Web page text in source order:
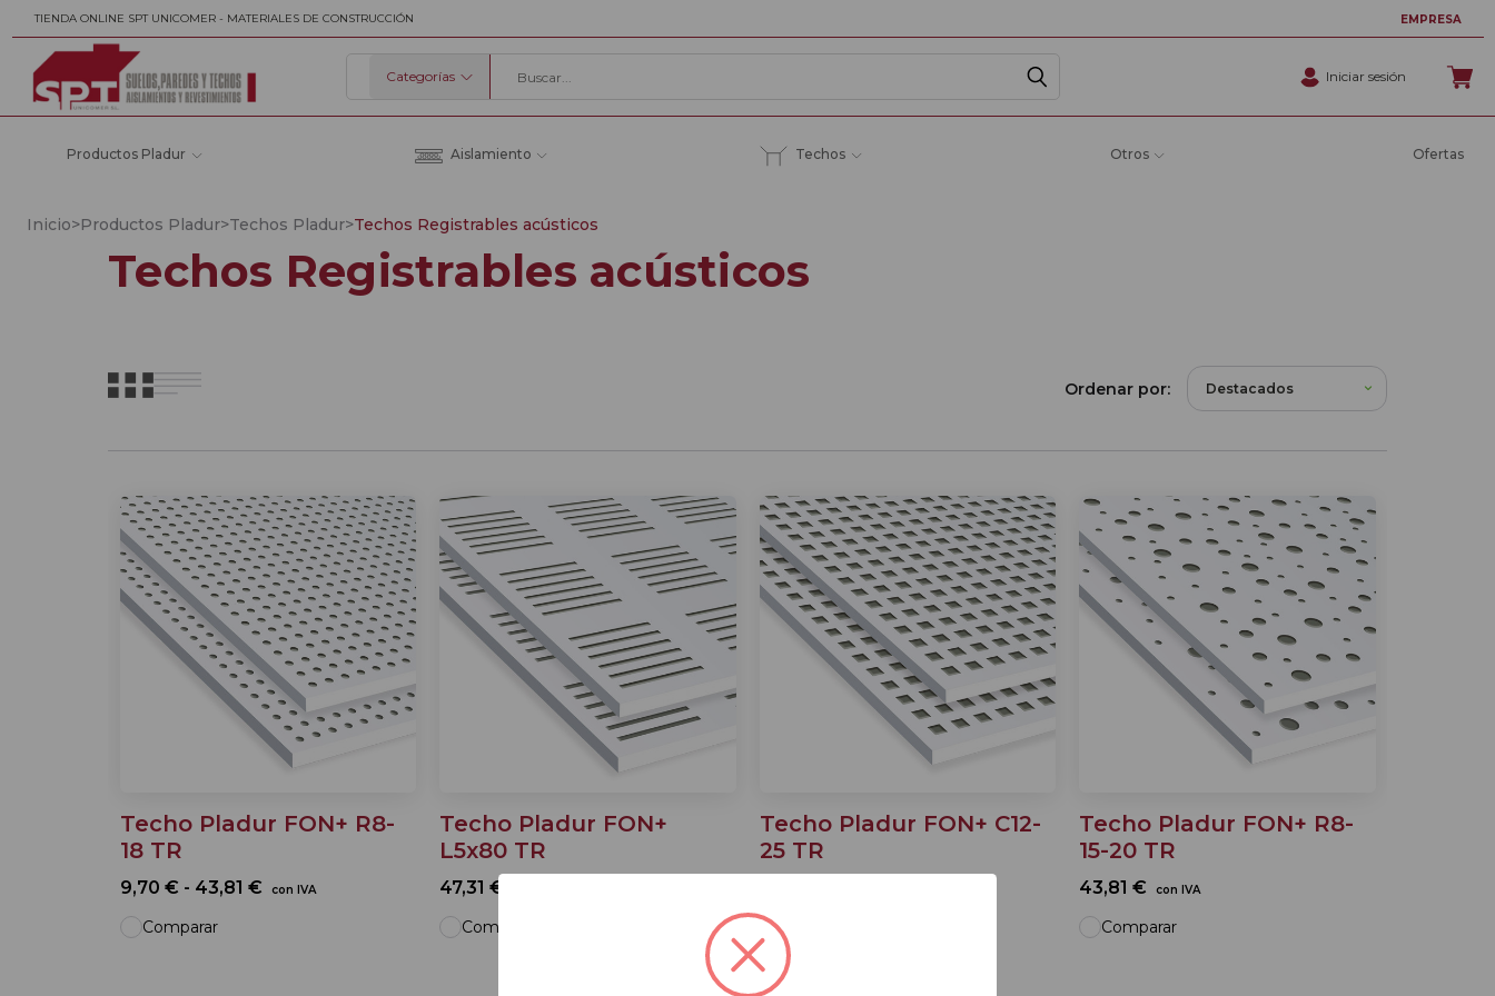
TIENDA ONLINE SPT UNICOMER - MATERIALES DE CONSTRUCCIÓN EMPRESA
Buscar
Categorías Iniciar sesión
Productos Pladur Aislamiento Techos Otros Ofertas
Inicio>Productos Pladur>Techos Pladur>Techos Registrables acústicos
Techos Registrables acústicos
Ordenar por:
Techo Pladur FON+ R8-
18 TR
9,70 € - 43,81 € con IVA
Comparar
Techo Pladur FON+
L5x80 TR
47,31 €
Comparar
Techo Pladur FON+ C12-
25 TR
Comparar
Techo Pladur FON+ R8-
15-20 TR
43,81 € con IVA
Comparar